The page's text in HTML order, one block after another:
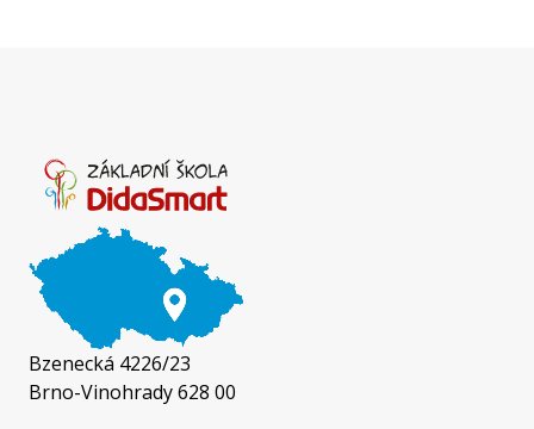
Bzenecká 4226/23
Brno-Vinohrady 628 00